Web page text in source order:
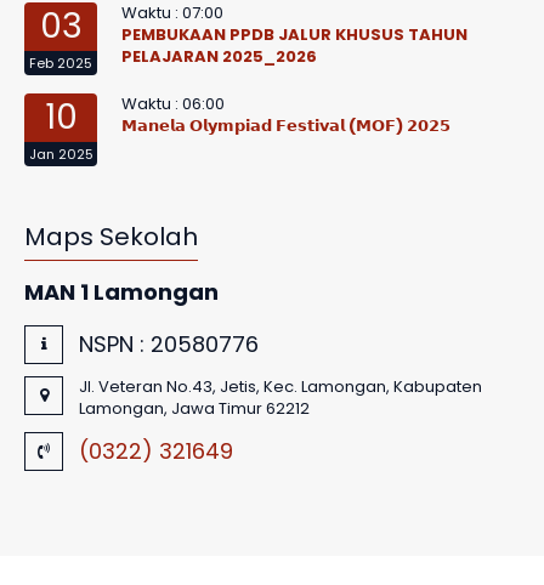
03
Feb 2025
Waktu : 07:00
PEMBUKAAN PPDB JALUR KHUSUS TAHUN
PELAJARAN 2025_2026
10
Jan 2025
Waktu : 06:00
𝗠𝗮𝗻𝗲𝗹𝗮 𝗢𝗹𝘆𝗺𝗽𝗶𝗮𝗱 𝗙𝗲𝘀𝘁𝗶𝘃𝗮𝗹 (𝗠𝗢𝗙) 𝟮𝟬𝟮𝟱
Maps Sekolah
MAN 1 Lamongan
NSPN : 20580776
Jl. Veteran No.43, Jetis, Kec. Lamongan, Kabupaten
Lamongan, Jawa Timur 62212
(0322) 321649